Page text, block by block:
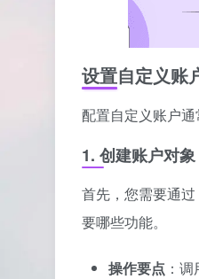
设置自定义账
配置自定义账户
1. 创建账户对象
首先，您需要通
要哪些功能。
操作要点 ：调